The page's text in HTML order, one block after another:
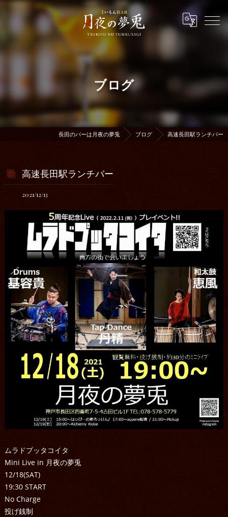
ブログ
長田のバーは月夜の夢兎 ブログ 高速長田駅ランチバー
高速長田駅ランチバー
2021/12/13
ムラドプッタコイタ
Mini Live in 月夜の夢兎
12/18(SAT)
19:30 START
No Charge
投げ銭制